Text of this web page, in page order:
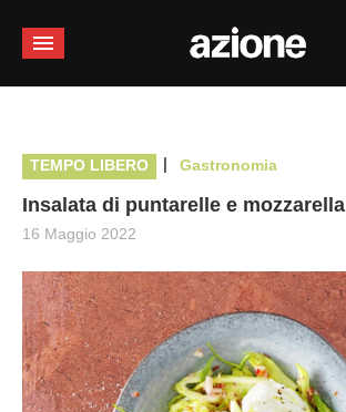
TEMPO LIBERO | Gastronomia
Insalata di puntarelle e mozzarella
16 Maggio 2022